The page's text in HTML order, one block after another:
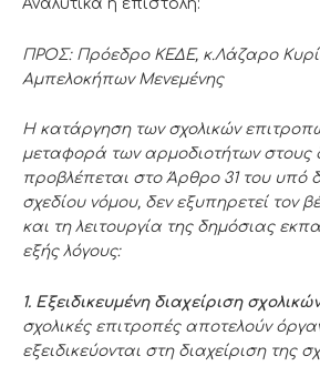
Αναλυτικά η επιστολή:
ΠΡΟΣ: Πρόεδρο ΚΕΔΕ, κ.Λάζαρο
Αμπελοκήπων Μενεμένης
Η κατάργηση των σχολικών
μεταφορά των αρμοδιοτήτων στους
προβλέπεται στο Άρθρο 31 του υπό
σχεδίου νόμου, δεν εξυπηρετεί τον
και τη λειτουργία της δημόσιας
εξής λόγους:
1. Εξειδικευμένη διαχείριση
σχολικές επιτροπές αποτελούν
εξειδικεύονται στη διαχείριση της